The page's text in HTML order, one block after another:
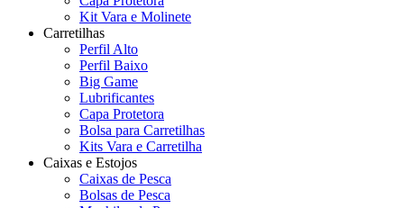
Kit Vara e Molinete
Carretilhas
Perfil Alto
Perfil Baixo
Big Game
Lubrificantes
Capa Protetora
Bolsa para Carretilhas
Kits Vara e Carretilha
Caixas e Estojos
Caixas de Pesca
Bolsas de Pesca